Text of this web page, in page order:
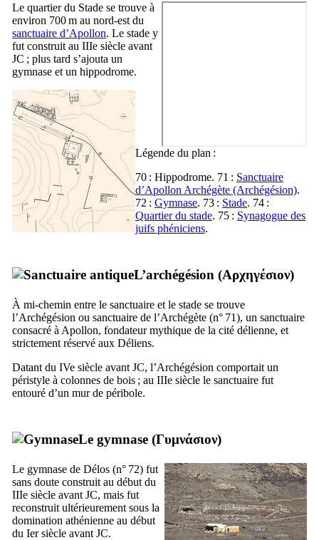
Le quartier du Stade se trouve à
environ 700 m au nord-est du
sanctuaire d’Apollon. Le stade y
fut construit au IIIe siècle avant
JC ; plus tard s’ajouta un
gymnase et un hippodrome.
Légende du plan :
70 : Hippodrome. 71 : Sanctuaire
d’Apollon Archégète (Archégésion).
72 : Gymnase. 73 : Stade. 74 :
Quartier du stade. 75 : Synagogue des
juifs phéniciens.
L’archégésion (Αρχηγέσιον)
À mi-chemin entre le sanctuaire et le stade se trouve
l’Archégésion ou sanctuaire de l’Archégète (n° 71), un sanctuaire
consacré à Apollon, fondateur mythique de la cité délienne, et
strictement réservé aux Déliens.
Datant du IVe siècle avant JC, l’Archégésion comportait un
péristyle à colonnes de bois ; au IIIe siècle le sanctuaire fut
entouré d’un mur de péribole.
Le gymnase (Γυμνάσιον)
Le gymnase de Délos (n° 72) fut
sans doute construit au début du
IIIe siècle avant JC, mais fut
reconstruit ultérieurement sous la
domination athénienne au début
du Iersiècle avant JC.